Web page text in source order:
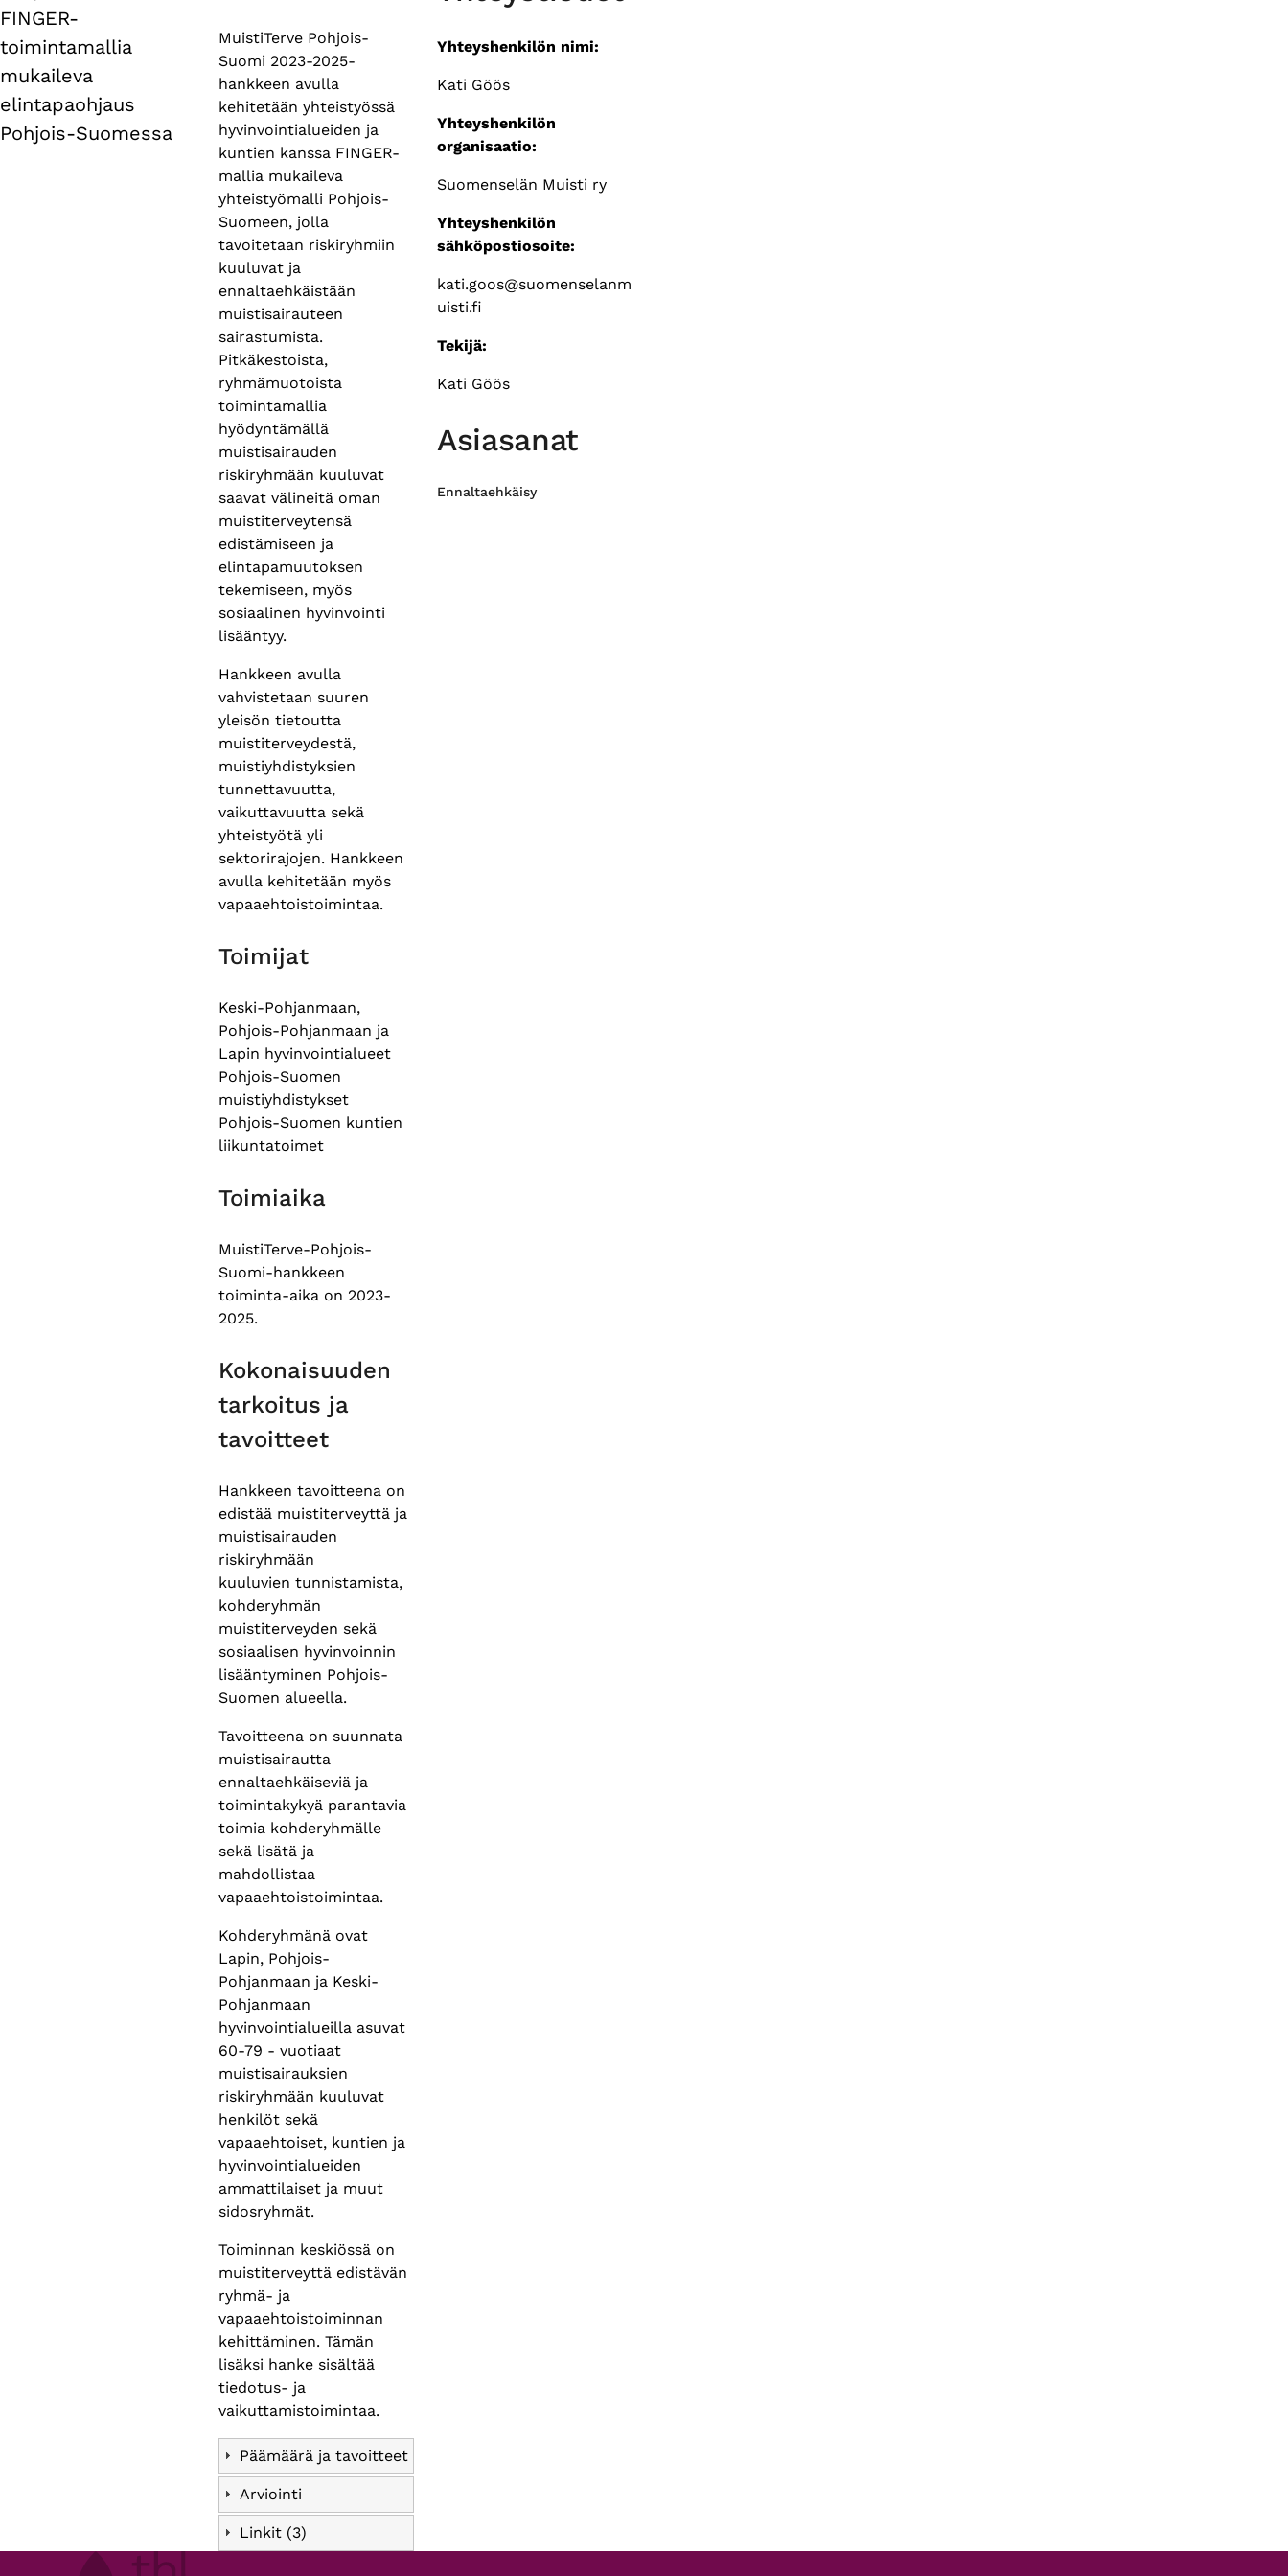
FINGER-
toimintamallia
mukaileva
elintapaohjaus
Pohjois-Suomessa
MuistiTerve Pohjois-
Suomi 2023-2025-
hankkeen avulla
kehitetään yhteistyössä
hyvinvointialueiden ja
kuntien kanssa FINGER-
mallia mukaileva
yhteistyömalli Pohjois-
Suomeen, jolla
tavoitetaan riskiryhmiin
kuuluvat ja
ennaltaehkäistään
muistisairauteen
sairastumista.
Pitkäkestoista,
ryhmämuotoista
toimintamallia
hyödyntämällä
muistisairauden
riskiryhmään kuuluvat
saavat välineitä oman
muistiterveytensä
edistämiseen ja
elintapamuutoksen
tekemiseen, myös
sosiaalinen hyvinvointi
lisääntyy.
Hankkeen avulla
vahvistetaan suuren
yleisön tietoutta
muistiterveydestä,
muistiyhdistyksien
tunnettavuutta,
vaikuttavuutta sekä
yhteistyötä yli
sektorirajojen. Hankkeen
avulla kehitetään myös
vapaaehtoistoimintaa.
Toimijat
Keski-Pohjanmaan,
Pohjois-Pohjanmaan ja
Lapin hyvinvointialueet
Pohjois-Suomen
muistiyhdistykset
Pohjois-Suomen kuntien
liikuntatoimet
Toimiaika
MuistiTerve-Pohjois-
Suomi-hankkeen
toiminta-aika on 2023-
2025.
Kokonaisuuden
tarkoitus ja
tavoitteet
Hankkeen tavoitteena on
edistää muistiterveyttä ja
muistisairauden
riskiryhmään
kuuluvien tunnistamista,
kohderyhmän
muistiterveyden sekä
sosiaalisen hyvinvoinnin
lisääntyminen Pohjois-
Suomen alueella.
Tavoitteena on suunnata
muistisairautta
ennaltaehkäiseviä ja
toimintakykyä parantavia
toimia kohderyhmälle
sekä lisätä ja
mahdollistaa
vapaaehtoistoimintaa.
Kohderyhmänä ovat
Lapin, Pohjois-
Pohjanmaan ja Keski-
Pohjanmaan
hyvinvointialueilla asuvat
60-79 - vuotiaat
muistisairauksien
riskiryhmään kuuluvat
henkilöt sekä
vapaaehtoiset, kuntien ja
hyvinvointialueiden
ammattilaiset ja muut
sidosryhmät.
Toiminnan keskiössä on
muistiterveyttä edistävän
ryhmä- ja
vapaaehtoistoiminnan
kehittäminen. Tämän
lisäksi hanke sisältää
tiedotus- ja
vaikuttamistoimintaa.
Päämäärä ja tavoitteet
Arviointi
Linkit (3)
Yhteyshenkilön nimi:
Kati Göös
Yhteyshenkilön
organisaatio:
Suomenselän Muisti ry
Yhteyshenkilön
sähköpostiosoite:
kati.goos@suomenselanm
uisti.fi
Tekijä:
Kati Göös
Asiasanat
Ennaltaehkäisy